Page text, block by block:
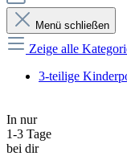
Menü schließen
Zeige alle
3-teilige
In nur
1-3 Tage
bei dir